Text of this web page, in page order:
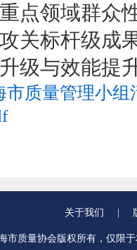
点领域群众
关标杆级成
级与效能提
市质量管理小
关于我们
海市质量协会版权所有，仅限